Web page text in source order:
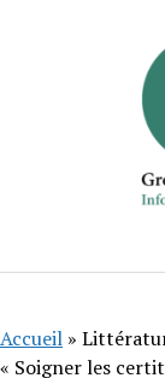
Accueil »
« Soigner les